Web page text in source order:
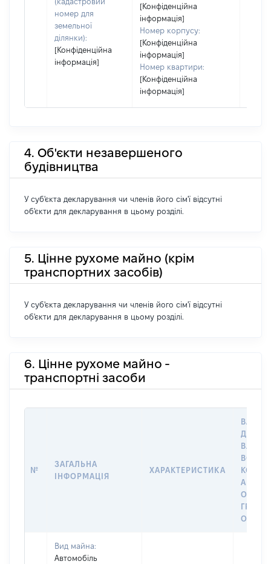
номер для
земельної
ділянки):
[Конфіденційна
інформація]
[Конфіденційна
інформація]
Номер корпусу:
[Конфіденційна
інформація]
Номер квартири:
[Конфіденційна
інформація]
4. Об'єкти незавершеного
будівництва
У суб'єкта декларування чи членів його сім'ї відсутні
об'єкти для декларування в цьому розділі.
5. Цінне рухоме майно (крім
транспортних засобів)
У суб'єкта декларування чи членів його сім'ї відсутні
об'єкти для декларування в цьому розділі.
6. Цінне рухоме майно -
транспортні засоби
№
ЗАГАЛЬНА
ІНФОРМАЦІЯ
ХАРАКТЕРИСТИКА
ДАТУ
АБО
Вид майна:
Автомобіль